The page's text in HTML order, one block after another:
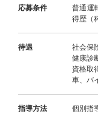
応募条件
普通運
得歴（
待遇
社会保
健康診
資格取
車、バ
指導方法 個別指